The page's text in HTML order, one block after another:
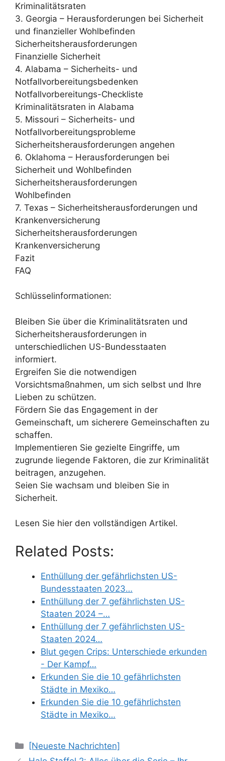
Kriminalitätsraten
3. Georgia – Herausforderungen bei Sicherheit
und finanzieller Wohlbefinden
Sicherheitsherausforderungen
Finanzielle Sicherheit
4. Alabama – Sicherheits- und
Notfallvorbereitungsbedenken
Notfallvorbereitungs-Checkliste
Kriminalitätsraten in Alabama
5. Missouri – Sicherheits- und
Notfallvorbereitungsprobleme
Sicherheitsherausforderungen angehen
6. Oklahoma – Herausforderungen bei
Sicherheit und Wohlbefinden
Sicherheitsherausforderungen
Wohlbefinden
7. Texas – Sicherheitsherausforderungen und
Krankenversicherung
Sicherheitsherausforderungen
Krankenversicherung
Fazit
FAQ
Schlüsselinformationen:
Bleiben Sie über die Kriminalitätsraten und
Sicherheitsherausforderungen in
unterschiedlichen US-Bundesstaaten
informiert.
Ergreifen Sie die notwendigen
Vorsichtsmaßnahmen, um sich selbst und Ihre
Lieben zu schützen.
Fördern Sie das Engagement in der
Gemeinschaft, um sicherere Gemeinschaften zu
schaffen.
Implementieren Sie gezielte Eingriffe, um
zugrunde liegende Faktoren, die zur Kriminalität
beitragen, anzugehen.
Seien Sie wachsam und bleiben Sie in
Sicherheit.
Lesen Sie hier den vollständigen Artikel.
Related Posts:
Enthüllung der gefährlichsten US-
Bundesstaaten 2023…
Enthüllung der 7 gefährlichsten US-
Staaten 2024 –…
Enthüllung der 7 gefährlichsten US-
Staaten 2024…
Blut gegen Crips: Unterschiede erkunden
- Der Kampf…
Erkunden Sie die 10 gefährlichsten
Städte in Mexiko…
Erkunden Sie die 10 gefährlichsten
Städte in Mexiko…
Categories
[Neueste Nachrichten]